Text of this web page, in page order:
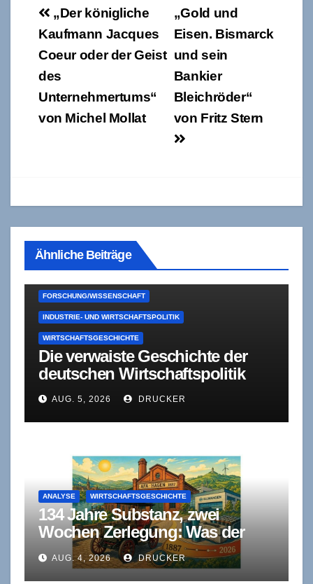
Beitragsnavigation
„Gold und
Eisen. Bismarck
und sein
Bankier
Bleichröder“
von Fritz Stern
„Der königliche
Kaufmann Jacques
Coeur oder der Geist
des
Unternehmertums“
von Michel Mollat
Ähnliche Beiträge
FORSCHUNG/WISSENSCHAFT
INDUSTRIE- UND WIRTSCHAFTSPOLITIK
WIRTSCHAFTSGESCHICHTE
Die verwaiste Geschichte der
deutschen Wirtschaftspolitik
AUG. 5, 2026 DRUCKER
ANALYSE WIRTSCHAFTSGESCHICHTE
134 Jahre Substanz, zwei
Wochen Zerlegung: Was der
VARTA-Fall über industrielle
Kontinuität erzählt
AUG. 4, 2026 DRUCKER